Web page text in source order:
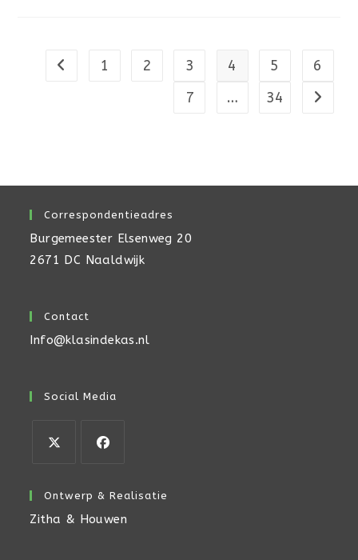
Naar vorige pagina
1 2 3 4 5
6
7
… 34 Naar
Correspondentieadres
Burgemeester Elsenweg 20
2671 DC Naaldwijk
Contact
Info@klasindekas.nl
Social Media
in
een
in
een
Ontwerp & Realisatie
Zitha & Houwen